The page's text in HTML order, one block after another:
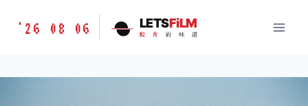
胶
味
'26 08 06 LETSFiLM
胶 片 的 味 道